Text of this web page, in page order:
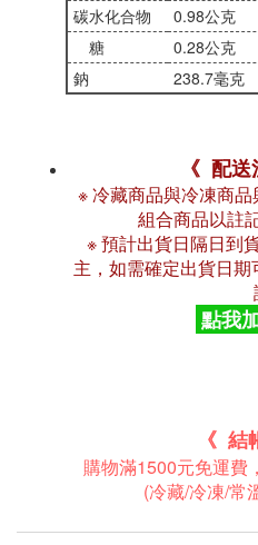
碳水化合物
0.98公克
糖
0.28公克
鈉
238.7毫克
《 配
※ 冷藏商品與冷凍商品
組合商品以註
※ 預計出貨日隔日到
主，如需確定出貨日
點我
《 結
購物滿1500元免運費
(冷藏/冷凍/常